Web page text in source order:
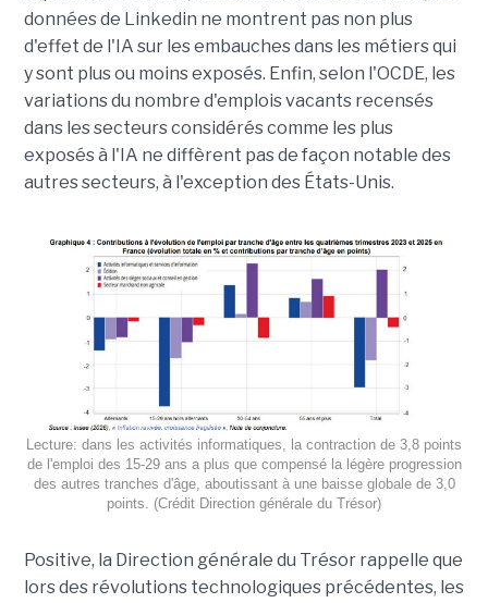
données de Linkedin ne montrent pas non plus
d'effet de l'IA sur les embauches dans les métiers qui
y sont plus ou moins exposés. Enfin, selon l'OCDE, les
variations du nombre d'emplois vacants recensés
dans les secteurs considérés comme les plus
exposés à l'IA ne diffèrent pas de façon notable des
autres secteurs, à l'exception des États-Unis.
Lecture: dans les activités informatiques, la contraction de 3,8 points
de l'emploi des 15-29 ans a plus que compensé la légère progression
des autres tranches d'âge, aboutissant à une baisse globale de 3,0
points. (Crédit Direction générale du Trésor)
Positive, la Direction générale du Trésor rappelle que
lors des révolutions technologiques précédentes, les